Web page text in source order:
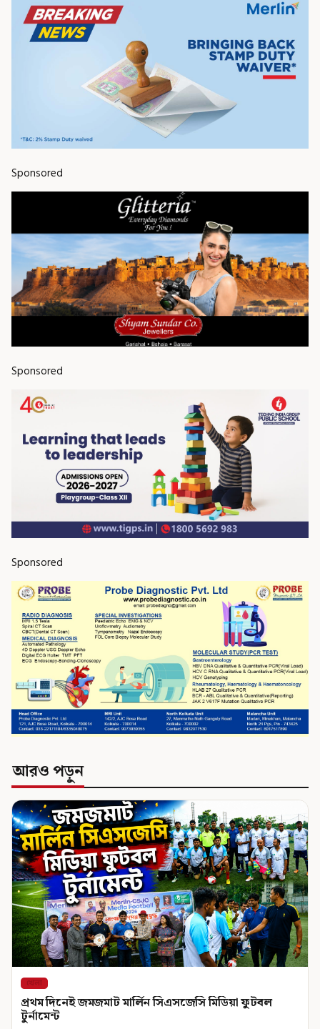
Sponsored
Sponsored
Sponsored
আরও পড়ুন
খেলা
প্রথম দিনেই জমজমাট মার্লিন সিএসজেসি মিডিয়া ফুটবল
টুর্নামেন্ট